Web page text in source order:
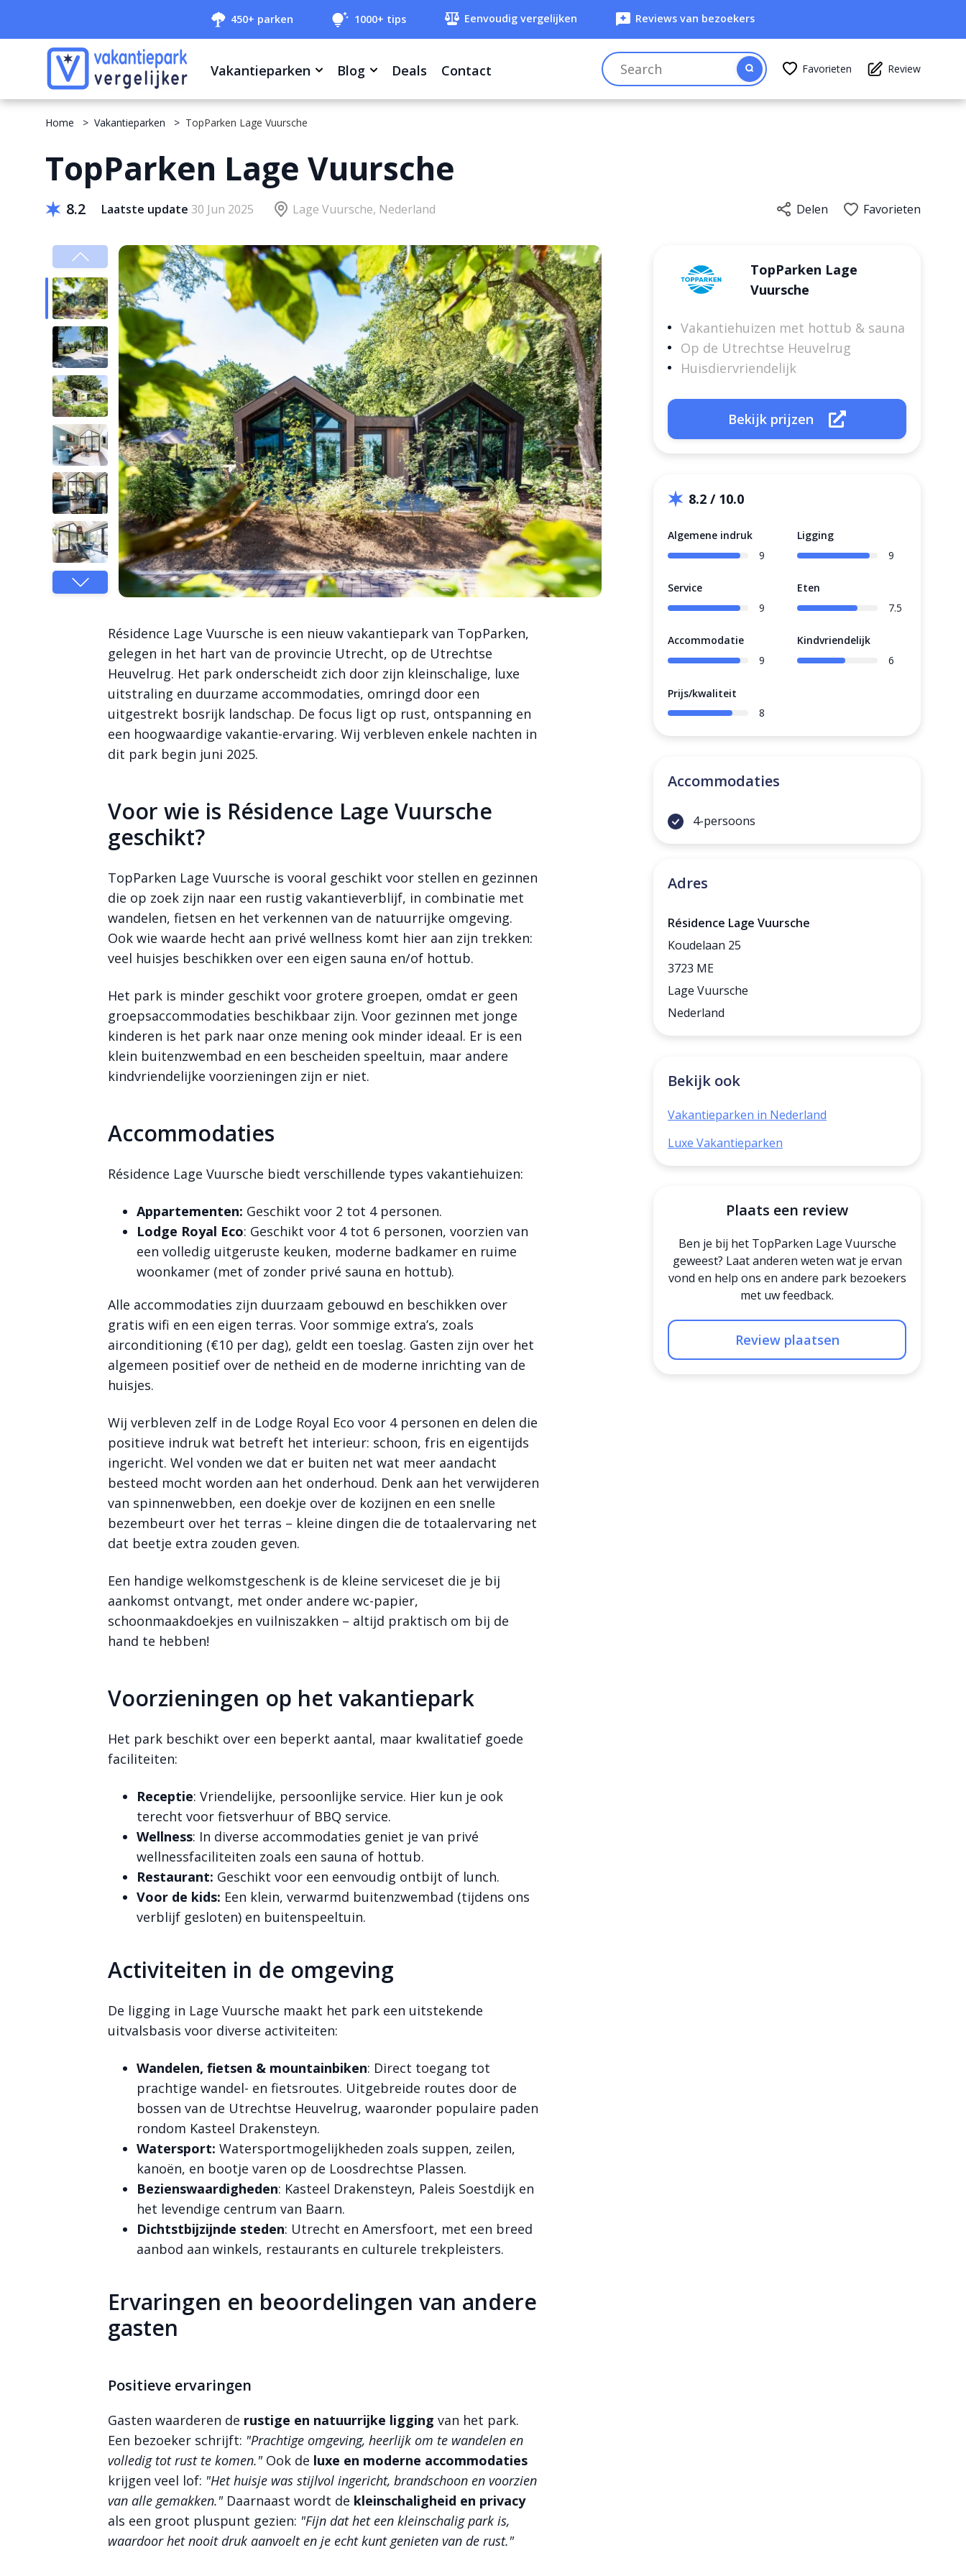
450+ parken 1000+ tips Eenvoudig vergelijken Reviews van bezoekers
Vakantieparken Blog Deals Contact Favorieten Review
Home Vakantieparken TopParken Lage Vuursche
TopParken Lage Vuursche
8.2 Laatste update 30 Jun 2025 Lage Vuursche, Nederland Delen Favorieten
Résidence Lage Vuursche is een nieuw vakantiepark van TopParken,
gelegen in het hart van de provincie Utrecht, op de Utrechtse
Heuvelrug. Het park onderscheidt zich door zijn kleinschalige, luxe
uitstraling en duurzame accommodaties, omringd door een
uitgestrekt bosrijk landschap. De focus ligt op rust, ontspanning en
een hoogwaardige vakantie-ervaring. Wij verbleven enkele nachten in
dit park begin juni 2025.
Voor wie is Résidence Lage Vuursche
geschikt?
TopParken Lage Vuursche is vooral geschikt voor stellen en gezinnen
die op zoek zijn naar een rustig vakantieverblijf, in combinatie met
wandelen, fietsen en het verkennen van de natuurrijke omgeving.
Ook wie waarde hecht aan privé wellness komt hier aan zijn trekken:
veel huisjes beschikken over een eigen sauna en/of hottub.
Het park is minder geschikt voor grotere groepen, omdat er geen
groepsaccommodaties beschikbaar zijn. Voor gezinnen met jonge
kinderen is het park naar onze mening ook minder ideaal. Er is een
klein buitenzwembad en een bescheiden speeltuin, maar andere
kindvriendelijke voorzieningen zijn er niet.
Accommodaties
Résidence Lage Vuursche biedt verschillende types vakantiehuizen:
Appartementen: Geschikt voor 2 tot 4 personen.
Lodge Royal Eco: Geschikt voor 4 tot 6 personen, voorzien van
een volledig uitgeruste keuken, moderne badkamer en ruime
woonkamer (met of zonder privé sauna en hottub).
Alle accommodaties zijn duurzaam gebouwd en beschikken over
gratis wifi en een eigen terras. Voor sommige extra’s, zoals
airconditioning (€10 per dag), geldt een toeslag. Gasten zijn over het
algemeen positief over de netheid en de moderne inrichting van de
huisjes.
Wij verbleven zelf in de Lodge Royal Eco voor 4 personen en delen die
positieve indruk wat betreft het interieur: schoon, fris en eigentijds
ingericht. Wel vonden we dat er buiten net wat meer aandacht
besteed mocht worden aan het onderhoud. Denk aan het verwijderen
van spinnenwebben, een doekje over de kozijnen en een snelle
bezembeurt over het terras – kleine dingen die de totaalervaring net
dat beetje extra zouden geven.
Een handige welkomstgeschenk is de kleine serviceset die je bij
aankomst ontvangt, met onder andere wc-papier,
schoonmaakdoekjes en vuilniszakken – altijd praktisch om bij de
hand te hebben!
Voorzieningen op het vakantiepark
Het park beschikt over een beperkt aantal, maar kwalitatief goede
faciliteiten:
Receptie: Vriendelijke, persoonlijke service. Hier kun je ook
terecht voor fietsverhuur of BBQ service.
Wellness: In diverse accommodaties geniet je van privé
wellnessfaciliteiten zoals een sauna of hottub.
Restaurant: Geschikt voor een eenvoudig ontbijt of lunch.
Voor de kids: Een klein, verwarmd buitenzwembad (tijdens ons
verblijf gesloten) en buitenspeeltuin.
Activiteiten in de omgeving
De ligging in Lage Vuursche maakt het park een uitstekende
uitvalsbasis voor diverse activiteiten:
Wandelen, fietsen & mountainbiken: Direct toegang tot
prachtige wandel- en fietsroutes. Uitgebreide routes door de
bossen van de Utrechtse Heuvelrug, waaronder populaire paden
rondom Kasteel Drakensteyn.
Watersport: Watersportmogelijkheden zoals suppen, zeilen,
kanoën, en bootje varen op de Loosdrechtse Plassen.
Bezienswaardigheden: Kasteel Drakensteyn, Paleis Soestdijk en
het levendige centrum van Baarn.
Dichtstbijzijnde steden: Utrecht en Amersfoort, met een breed
aanbod aan winkels, restaurants en culturele trekpleisters.
Ervaringen en beoordelingen van andere
gasten
Positieve ervaringen
Gasten waarderen de rustige en natuurrijke ligging van het park.
Een bezoeker schrijft: "Prachtige omgeving, heerlijk om te wandelen en
volledig tot rust te komen."Ook de luxe en moderne accommodaties
krijgen veel lof: "Het huisje was stijlvol ingericht, brandschoon en voorzien
van alle gemakken."Daarnaast wordt de kleinschaligheid en privacy
als een groot pluspunt gezien: "Fijn dat het een kleinschalig park is,
waardoor het nooit druk aanvoelt en je echt kunt genieten van de rust."
TopParken Lage
Vuursche
Vakantiehuizen met hottub & sauna
Op de Utrechtse Heuvelrug
Huisdiervriendelijk
Bekijk prijzen
8.2 / 10.0
Algemene indruk
9
Ligging
9
Service
9
Eten
7.5
Accommodatie
9
Kindvriendelijk
6
Prijs/kwaliteit
8
Accommodaties
4-persoons
Adres
Résidence Lage Vuursche
Koudelaan 25
3723 ME
Lage Vuursche
Nederland
Bekijk ook
Vakantieparken in Nederland
Luxe Vakantieparken
Plaats een review
Ben je bij het TopParken Lage Vuursche
geweest? Laat anderen weten wat je ervan
vond en help ons en andere park bezoekers
met uw feedback.
Review plaatsen